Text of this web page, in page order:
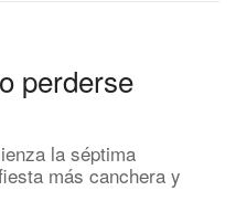
perderse
la séptima
más canchera y